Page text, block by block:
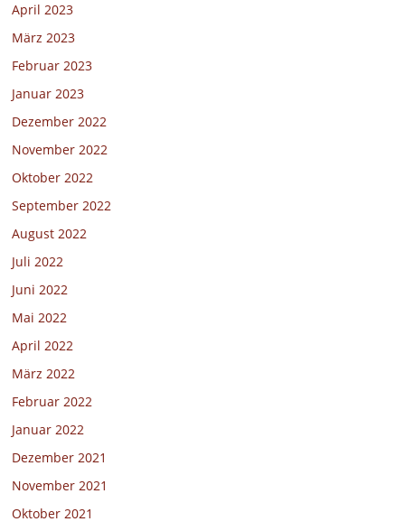
April 2023
März 2023
Februar 2023
Januar 2023
Dezember 2022
November 2022
Oktober 2022
September 2022
August 2022
Juli 2022
Juni 2022
Mai 2022
April 2022
März 2022
Februar 2022
Januar 2022
Dezember 2021
November 2021
Oktober 2021